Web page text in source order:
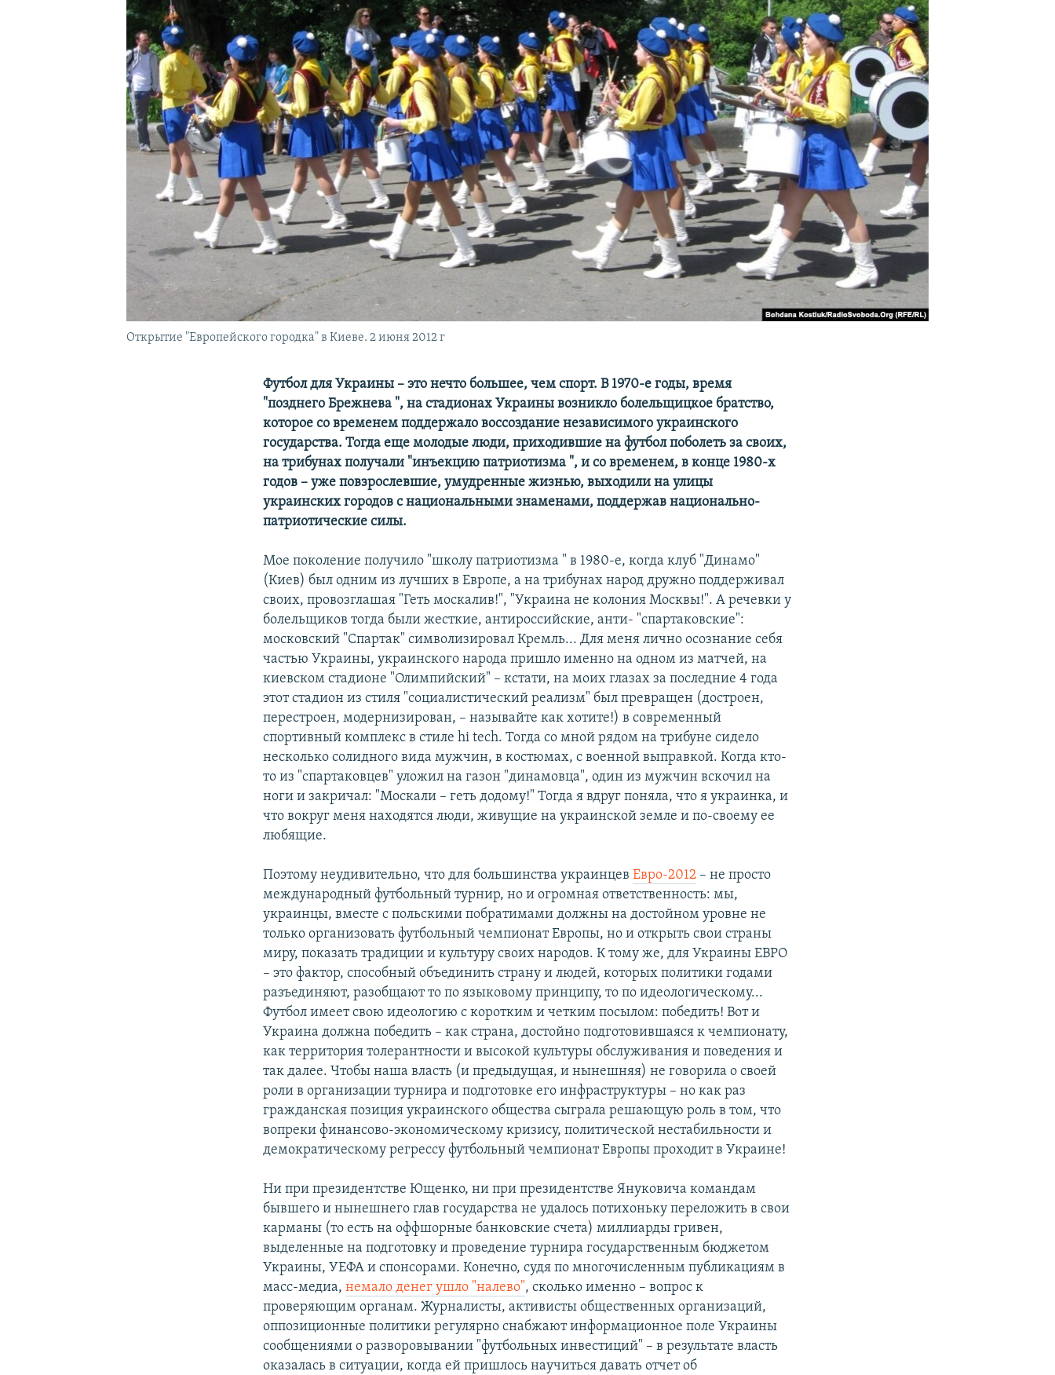
Открытие "Европейского городка" в Киеве. 2 июня 2012 г
Футбол для Украины – это нечто большее, чем спорт. В 1970-е годы, время
"позднего Брежнева ", на стадионах Украины возникло болельщицкое братство,
которое со временем поддержало воссоздание независимого украинского
государства. Тогда еще молодые люди, приходившие на футбол поболеть за своих,
на трибунах получали "инъекцию патриотизма ", и со временем, в конце 1980-х
годов – уже повзрослевшие, умудренные жизнью, выходили на улицы
украинских городов с национальными знаменами, поддержав национально-
патриотические силы.
Мое поколение получило "школу патриотизма " в 1980-е, когда клуб "Динамо"
(Киев) был одним из лучших в Европе, а на трибунах народ дружно поддерживал
своих, провозглашая "Геть москалив!", "Украина не колония Москвы!". А речевки у
болельщиков тогда были жесткие, антироссийские, анти- "спартаковские":
московский "Спартак" символизировал Кремль... Для меня лично осознание себя
частью Украины, украинского народа пришло именно на одном из матчей, на
киевском стадионе "Олимпийский" – кстати, на моих глазах за последние 4 года
этот стадион из стиля "социалистический реализм" был превращен (достроен,
перестроен, модернизирован, – называйте как хотите!) в современный
спортивный комплекс в стиле hi tech. Тогда со мной рядом на трибуне сидело
несколько солидного вида мужчин, в костюмах, с военной выправкой. Когда кто-
то из "спартаковцев" уложил на газон "динамовца", один из мужчин вскочил на
ноги и закричал: "Москали – геть додому!" Тогда я вдруг поняла, что я украинка, и
что вокруг меня находятся люди, живущие на украинской земле и по-своему ее
любящие.
Поэтому неудивительно, что для большинства украинцевЕвро-2012 – не просто
международный футбольный турнир, но и огромная ответственность: мы,
украинцы, вместе с польскими побратимами должны на достойном уровне не
только организовать футбольный чемпионат Европы, но и открыть свои страны
миру, показать традиции и культуру своих народов. К тому же, для Украины ЕВРО
– это фактор, способный объединить страну и людей, которых политики годами
разъединяют, разобщают то по языковому принципу, то по идеологическому...
Футбол имеет свою идеологию с коротким и четким посылом: победить! Вот и
Украина должна победить – как страна, достойно подготовившаяся к чемпионату,
как территория толерантности и высокой культуры обслуживания и поведения и
так далее. Чтобы наша власть (и предыдущая, и нынешняя) не говорила о своей
роли в организации турнира и подготовке его инфраструктуры – но как раз
гражданская позиция украинского общества сыграла решающую роль в том, что
вопреки финансово-экономическому кризису, политической нестабильности и
демократическому регрессу футбольный чемпионат Европы проходит в Украине!
Ни при президентстве Ющенко, ни при президентстве Януковича командам
бывшего и нынешнего глав государства не удалось потихоньку переложить в свои
карманы (то есть на оффшорные банковские счета) миллиарды гривен,
выделенные на подготовку и проведение турнира государственным бюджетом
Украины, УЕФА и спонсорами. Конечно, судя по многочисленным публикациям в
масс-медиа,немало денег ушло "налево", сколько именно – вопрос к
проверяющим органам. Журналисты, активисты общественных организаций,
оппозиционные политики регулярно снабжают информационное поле Украины
сообщениями о разворовывании "футбольных инвестиций" – в результате власть
оказалась в ситуации, когда ей пришлось научиться давать отчет об